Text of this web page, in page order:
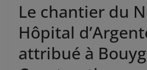
Le chantier du
Hôpital
attribué à